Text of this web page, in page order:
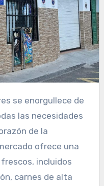
las necesidades
de la
ofrece una
incluidos
carnes de alta